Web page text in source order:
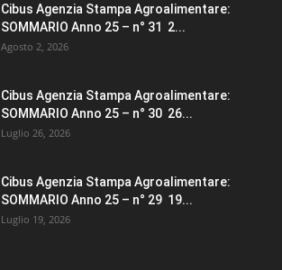
Cibus Agenzia Stampa Agroalimentare:
SOMMARIO Anno 25 – n° 31 2...
Agosto 2, 2026
Cibus Agenzia Stampa Agroalimentare:
SOMMARIO Anno 25 – n° 30 26...
Luglio 26, 2026
Cibus Agenzia Stampa Agroalimentare:
SOMMARIO Anno 25 – n° 29 19...
Luglio 19, 2026